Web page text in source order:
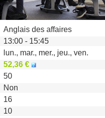
Anglais des affaires
13:00 - 15:45
lun., mar., mer., jeu., ven.
52,36 €
50
Non
16
10